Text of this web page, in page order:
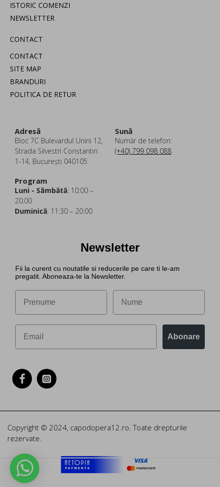
ISTORIC COMENZI
NEWSLETTER
CONTACT
CONTACT
SITE MAP
BRANDURI
POLITICA DE RETUR
Adresă
Bloc 7C Bulevardul Unirii 12,
Strada Silvestri Constantin
1-14, București 040105
Sună
Număr de telefon:
(+40) 799 098 088
Program
Luni - Sâmbătă: 10:00 –
20:00
Duminică: 11:30 – 20:00
Newsletter
Fii la curent cu noutatile si reducerile pe care ti le-am
pregatit. Aboneaza-te la Newsletter.
Abonare
Copyright © 2024, capodopera12.ro. Toate drepturile
rezervate.